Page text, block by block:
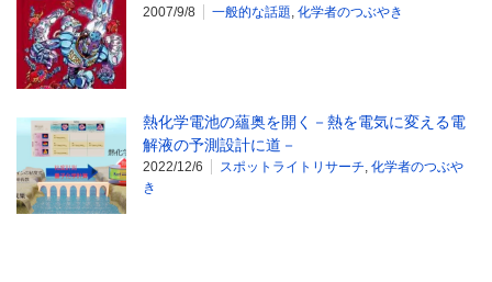
2007/9/8 一般的な話題 化学者のつぶやき
熱化学電池の蘊奥を開く－熱を電気に変える電
解液の予測設計に道－
2022/12/6 スポットライトリサーチ 化学者のつぶや
き